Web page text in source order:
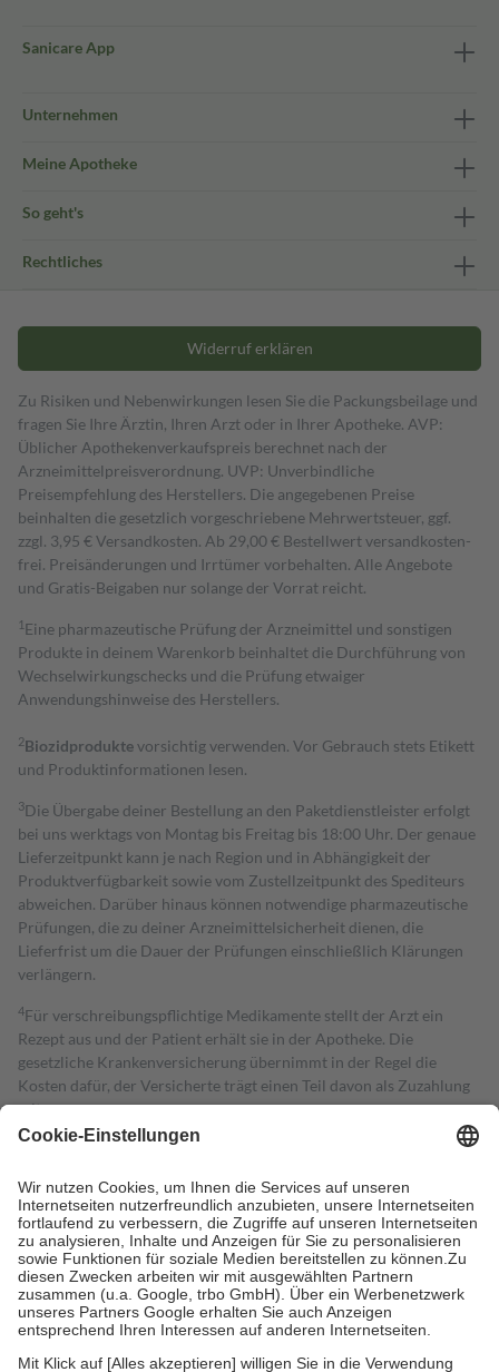
Sanicare App
Unternehmen
Meine Apotheke
So geht's
Rechtliches
Widerruf erklären
Zu Risiken und Nebenwirkungen lesen Sie die Packungsbeilage und
fragen Sie Ihre Ärztin, Ihren Arzt oder in Ihrer Apotheke. AVP:
Üblicher Apothekenverkaufspreis berechnet nach der
Arzneimittelpreisverordnung. UVP: Unverbindliche
Preisempfehlung des Herstellers. Die angegebenen Preise
beinhalten die gesetzlich vorgeschriebene Mehrwertsteuer, ggf.
zzgl. 3,95 € Versandkosten. Ab 29,00 € Bestell­wert versand­kosten­
frei. Preisänderungen und Irrtümer vorbehalten. Alle Angebote
und Gratis-Beigaben nur solange der Vorrat reicht.
1 Eine pharmazeutische Prüfung der Arzneimittel und sonstigen
Produkte in deinem Warenkorb beinhaltet die Durchführung von
Wechselwirkungschecks und die Prüfung etwaiger
Anwendungshinweise des Herstellers.
2Biozidproduktevorsichtig verwenden. Vor Gebrauch stets Etikett
und Produktinformationen lesen.
3Die Übergabe deiner Bestellung an den Paketdienstleister erfolgt
bei uns werktags von Montag bis Freitag bis 18:00 Uhr. Der genaue
Lieferzeitpunkt kann je nach Region und in Abhängigkeit der
Produktverfügbarkeit sowie vom Zustellzeitpunkt des Spediteurs
abweichen. Darüber hinaus können notwendige pharmazeutische
Prüfungen, die zu deiner Arzneimittelsicherheit dienen, die
Lieferfrist um die Dauer der Prüfungen einschließlich Klärungen
verlängern.
4Für verschreibungspflichtige Medikamente stellt der Arzt ein
Rezept aus und der Patient erhält sie in der Apotheke. Die
gesetzliche Krankenversicherung übernimmt in der Regel die
Kosten dafür, der Versicherte trägt einen Teil davon als Zuzahlung
mit.
Grundsätzlich leisten Mitglieder Zuzahlungen in Höhe von zehn
höchstens zehn Euro.
Es sind jedoch nie mehr als die tatsächlichen
Kosten der Leistung zu entrichten.
Diese Regeln gelten grundsätzlich auch für Online-Apotheken.
Bei Heilmitteln und häuslicher Krankenpflege beträgt die
Zuzahlung zehn Prozent der Kosten sowie zehn Euro je
Verordnung.
Um das Engagement der Versicherten für ihre eigene Gesundheit zu
stärken und die besondere Stellung der Familie zu unterstützen,
fallenkeine Zuzahlungenan bei: